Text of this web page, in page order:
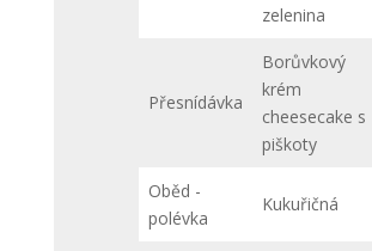
zelenina
Přesnídávka
Borůvkový
krém
cheesecake s
piškoty
Oběd -
polévka
Kukuřičná